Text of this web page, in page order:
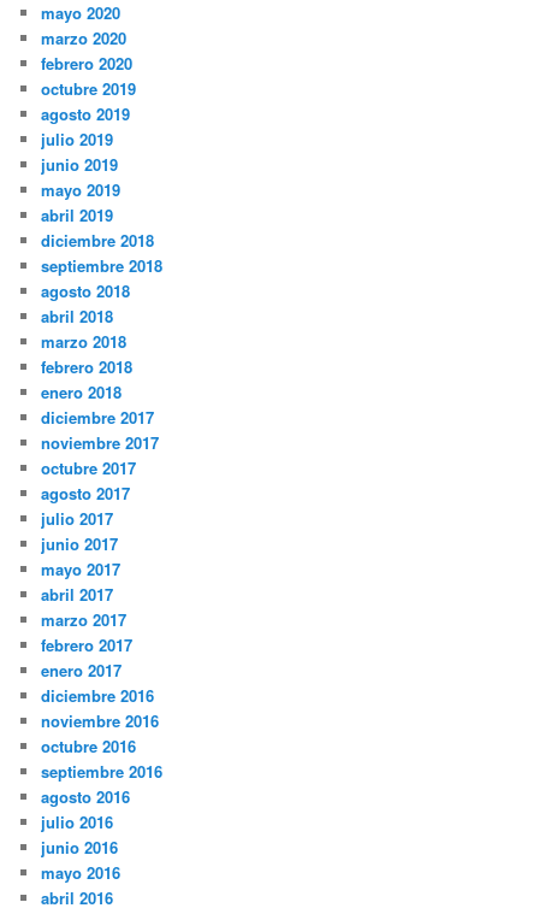
mayo 2020
marzo 2020
febrero 2020
octubre 2019
agosto 2019
julio 2019
junio 2019
mayo 2019
abril 2019
diciembre 2018
septiembre 2018
agosto 2018
abril 2018
marzo 2018
febrero 2018
enero 2018
diciembre 2017
noviembre 2017
octubre 2017
agosto 2017
julio 2017
junio 2017
mayo 2017
abril 2017
marzo 2017
febrero 2017
enero 2017
diciembre 2016
noviembre 2016
octubre 2016
septiembre 2016
agosto 2016
julio 2016
junio 2016
mayo 2016
abril 2016